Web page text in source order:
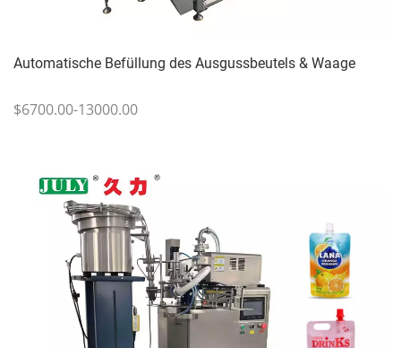
Automatische Befüllung des Ausgussbeutels & Waage
$6700.00-13000.00